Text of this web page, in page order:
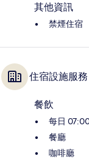
其他資訊
禁煙住宿
住宿設施服務
餐飲
每日
餐廳
咖啡廳